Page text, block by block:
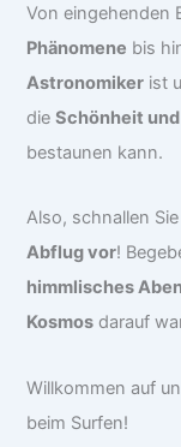
Von eingehenden
Phänomene bis
Astronomiker ist
dieSchönheit
bestaunen kann.
Also, schnallen
Abflug vor!
himmlisches
Kosmos darauf
Willkommen auf
beim Surfen!